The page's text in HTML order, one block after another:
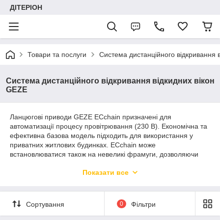
ДІТЕРІОН
Товари та послуги Система дистанційного відкривання
Система дистанційного відкривання відкидних вікон
GEZE
Ланцюгові приводи GEZE ECchain призначені для
автоматизації процесу провітрювання (230 В). Економічна та
ефективна базова модель підходить для використання у
приватних житлових будинках. ECchain може
встановлюватися також на невеликі фрамуги, дозволяючи
Показати все
Сортування 0 Фільтри